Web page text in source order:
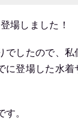
場しました！
したので、
登場した水着
。